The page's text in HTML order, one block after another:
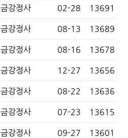
금강정사 02-28 13691
금강정사 08-13 13689
금강정사 08-16 13678
금강정사 12-27 13656
금강정사 08-22 13636
금강정사 07-23 13615
금강정사 09-27 13601